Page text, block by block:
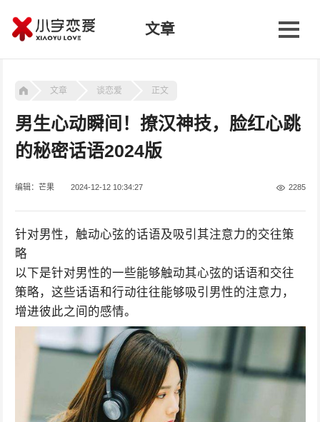
文章
文章 谈恋爱 正文
男生心动瞬间！撩汉神技，脸红心跳
的秘密话语2024版
编辑：芒果 2024-12-12 10:34:27 2285
针对男性，触动心弦的话语及吸引其注意力的交往策
略
以下是针对男性的一些能够触动其心弦的话语和交往
策略，这些话语和行动往往能够吸引男性的注意力，
增进彼此之间的感情。